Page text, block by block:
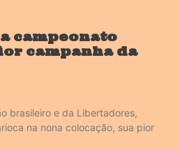
campeonato
campanha da
brasileiro e da Libertadores,
na nona colocação, sua pior